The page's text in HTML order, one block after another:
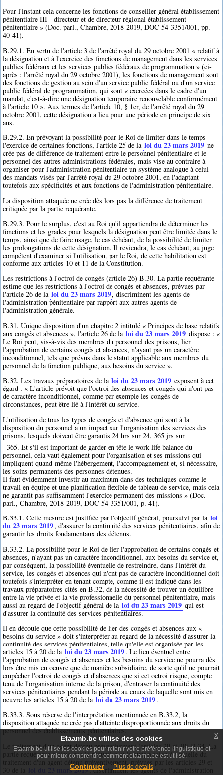
Pour l'instant cela concerne les fonctions de conseiller général établissement
pénitentiaire III - directeur et de directeur régional établissement
pénitentiaire » (Doc. parl., Chambre, 2018-2019, DOC 54-3351/001, pp.
40-41).
B.29.1. En vertu de l'article 3 de l'arrêté royal du 29 octobre 2001 « relatif à
la désignation et à l'exercice des fonctions de management dans les services
publics fédéraux et les services publics fédéraux de programmation » (ci-
après : l'arrêté royal du 29 octobre 2001), les fonctions de management sont
des fonctions de gestion au sein d'un service public fédéral ou d'un service
public fédéral de programmation, qui sont « exercées dans le cadre d'un
mandat, c'est-à-dire une désignation temporaire renouvelable conformément
à l'article 10 ». Aux termes de l'article 10, § 1er, de l'arrêté royal du 29
octobre 2001, cette désignation a lieu pour une période en principe de six
ans.
B.29.2. En prévoyant la possibilité pour le Roi de limiter dans le temps
l'exercice de certaines fonctions, l'article 25 de la loi du 23 mars 2019 ne
crée pas de différence de traitement entre le personnel pénitentiaire et le
personnel des autres administrations fédérales, mais vise au contraire à
organiser pour l'administration pénitentiaire un système analogue à celui
des mandats visés par l'arrêté royal du 29 octobre 2001, en l'adaptant
toutefois aux spécificités et aux fonctions de l'administration pénitentiaire.
La disposition attaquée ne crée dès lors pas la différence de traitement
critiquée par la partie requérante.
B.29.3. Pour le surplus, c'est au Roi qu'il appartiendra de déterminer les
fonctions et les grades pour lesquels la désignation peut être limitée dans le
temps, ainsi que de faire usage, le cas échéant, de la possibilité de limiter
les prolongations de cette désignation. Il reviendra, le cas échéant, au juge
compétent d'examiner si l'utilisation, par le Roi, de cette habilitation est
conforme aux articles 10 et 11 de la Constitution.
Les restrictions à l'octroi de congés (article 26) B.30. La partie requérante
estime que les restrictions à l'octroi de congés et absences, prévues par
l'article 26 de la loi du 23 mars 2019, discriminent les agents de
l'administration pénitentiaire par rapport aux autres agents de
l'administration générale.
B.31. Unique disposition d'un chapitre 2 intitulé « Principes de base relatifs
aux congés et absences », l'article 26 de la loi du 23 mars 2019 dispose : «
Le Roi peut, vis-à-vis des membres du personnel des prisons, lier
l'approbation de certains congés et absences, n'ayant pas un caractère
inconditionnel, tels que prévus dans le statut applicable aux membres du
personnel de la fonction publique, aux besoins du service ».
B.32. Les travaux préparatoires de la loi du 23 mars 2019 exposent à cet
égard : « L'article prévoit que l'octroi des absences et congés qui n'ont pas
de caractère inconditionnel, comme par exemple les congés de
circonstances, peut être lié à l'intérêt du service.
L'utilisation de tous les types de congés et d'absence qui sont à la
disposition du personnel a un impact sur l'organisation des services des
prisons, lesquels doivent être garantis 24 hrs sur 24, 365 jrs sur
365. Et s'il est important de garder en tête le work-life balance du
personnel, cela vaut également pour l'organisation et ses missions qui
impliquent quand-même l'hébergement, l'accompagnement et, si nécessaire,
les soins permanents des personnes détenues.
Il faut évidemment investir au maximum dans des techniques comme le
travail en équipe et une planification flexible de tableau de service, mais cela
ne garantit pas suffisamment l'exercice permanent des missions » (Doc.
parl., Chambre, 2018-2019, DOC 54-3351/001, p. 41).
B.33.1. Cette mesure est justifiée par l'objectif général, poursuivi par la loi
du 23 mars 2019, d'assurer la continuité des services pénitentiaires, afin de
garantir les droits fondamentaux des détenus.
B.33.2. La possibilité pour le Roi de lier l'approbation de certains congés et
absences, n'ayant pas un caractère inconditionnel, aux besoins du service et,
par conséquent, la possibilité éventuelle de restreindre, dans l'intérêt du
service, les congés et absences qui n'ont pas de caractère inconditionnel doit
toutefois s'interpréter en tenant compte, comme il est indiqué dans les
travaux préparatoires cités en B.32, de la nécessité de trouver un équilibre
entre la vie privée et la vie professionnelle du personnel pénitentiaire, mais
aussi au regard de l'objectif général de la loi du 23 mars 2019 qui est
d'assurer la continuité des services pénitentiaires.
Il en découle que cette possibilité de lier des congés et absences aux «
besoins du service » doit s'interpréter au regard de la nécessité d'assurer la
continuité des services pénitentiaires, telle qu'elle est organisée par les
articles 15 à 20 de la loi du 23 mars 2019. Le lien éventuel entre
l'approbation de congés et absences et les besoins du service ne pourra dès
lors être mis en oeuvre que de manière subsidiaire, de sorte qu'il ne pourrait
empêcher l'octroi de congés et d'absences que si cet octroi risque, compte
tenu de l'organisation interne de la prison, d'entraver la continuité des
services pénitentiaires pendant la période au cours de laquelle sont mis en
oeuvre les articles 15 à 20 de la loi du 23 mars 2019.
B.33.3. Sous réserve de l'interprétation mentionnée en B.33.2, la
disposition attaquée ne crée pas d'atteinte disproportionnée aux droits du
personnel des établissements pénitentiaires.
Le traitement d'un agent détenu préventivement (articles 29 et 30) B.34. La
partie requérante estime que la réduction et la suppression éventuelle du
traitement d'un agent détenu préventivement, prévues par les articles 29 et
30 de la
loi du 23 mars 2019, discriminent les agents de l'administration
Etaamb.be utilise des cookies
Etaamb.be utilise les cookies pour retenir votre préférence linguistique et
pour mieux comprendre comment etaamb.be est utilisé.
Continuer Plus de details
x